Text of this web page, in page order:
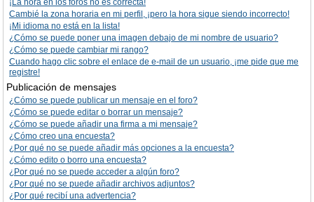
¡La hora en los foros no es correcta!
Cambié la zona horaria en mi perfil, ¡pero la hora sigue siendo incorrecto!
¡Mi idioma no está en la lista!
¿Cómo se puede poner una imagen debajo de mi nombre de usuario?
¿Cómo se puede cambiar mi rango?
Cuando hago clic sobre el enlace de e-mail de un usuario, ¡me pide que me
registre!
Publicación de mensajes
¿Cómo se puede publicar un mensaje en el foro?
¿Cómo se puede editar o borrar un mensaje?
¿Cómo se puede añadir una firma a mi mensaje?
¿Cómo creo una encuesta?
¿Por qué no se puede añadir más opciones a la encuesta?
¿Cómo edito o borro una encuesta?
¿Por qué no se puede acceder a algún foro?
¿Por qué no se puede añadir archivos adjuntos?
¿Por qué recibí una advertencia?